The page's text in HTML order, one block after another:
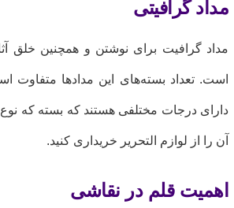
مداد گرافیتی
مداد گرافیت برای نوشتن و همچنین خلق
است. تعداد بسته‌های این مدادها متفاوت
دارای درجات مختلفی هستند که بسته که نوع
آن را از لوازم التحریر خریداری کنید.
اهمیت قلم در نقاشی